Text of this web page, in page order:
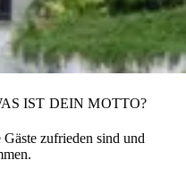
IST DEIN MOTTO?
zufrieden sind und